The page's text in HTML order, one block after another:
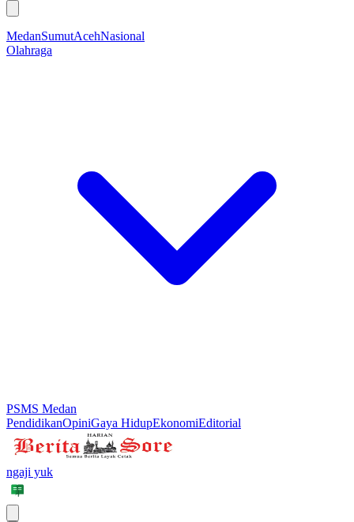
MedanSumutAcehNasional
Olahraga
PSMS Medan
PendidikanOpiniGaya HidupEkonomiEditorial
ngaji yuk